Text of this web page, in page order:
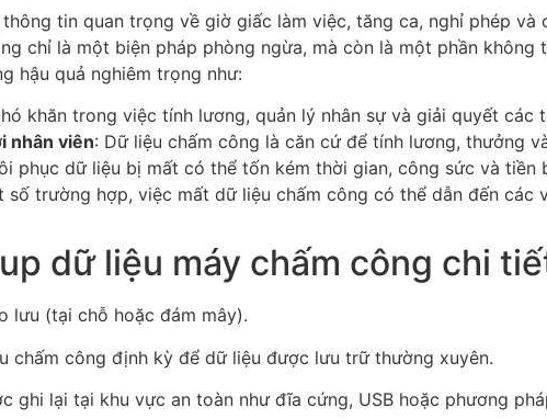
tin quan trọng về giờ giấc làm việc, tăng ca, nghỉ phép và
chỉ là một biện pháp phòng ngừa, mà còn là một phần
hậu quả nghiêm trọng như:
khăn trong việc tính lương, quản lý nhân sự và giải quyết các
nhân viên: Dữ liệu chấm công là căn cứ để tính lương, thưởng
phục dữ liệu bị mất có thể tốn kém thời gian, công sức và tiền
số trường hợp, việc mất dữ liệu chấm công có thể dẫn đến các
dữ liệu máy chấm công chi
lưu (tại chỗ hoặc đám mây).
chấm công định kỳ để dữ liệu được lưu trữ thường xuyên.
ghi lại tại khu vực an toàn như đĩa cứng, USB hoặc phương